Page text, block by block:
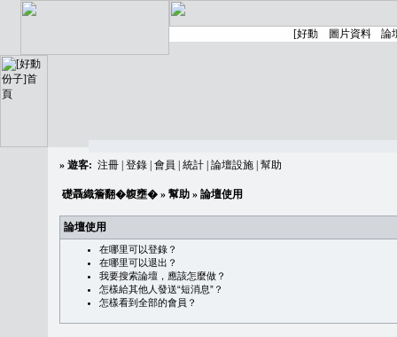
» 遊客: 注冊 登錄 會員 統計 論壇設施 幫助
礎聶織簷翻�䪖壅� » 幫助 » 論壇使用
論壇使用
在哪里可以登錄？
在哪里可以退出？
我要搜索論壇，應該怎麼做？
怎樣給其他人發送“短消息”？
怎樣看到全部的會員？